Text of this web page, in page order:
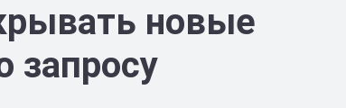
новые
запросу